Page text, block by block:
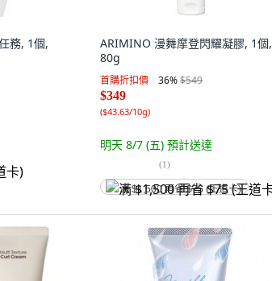
務, 1個,
ARIMINO 漫舞摩登閃耀凝膠, 1個,
80g
首購折扣價 36%$549
$349
($43.63/10g)
明天 8/7 (五) 預計送達
(1)
满 $1,500 再省 $75 (王道卡)